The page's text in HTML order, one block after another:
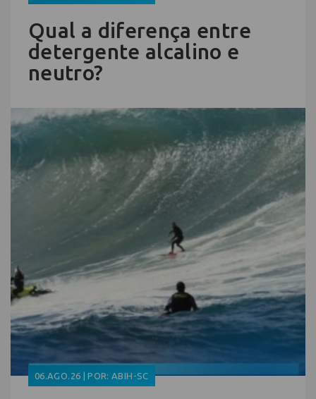
Qual a diferença entre
detergente alcalino e
neutro?
06.AGO.26 | POR: ABIH-SC